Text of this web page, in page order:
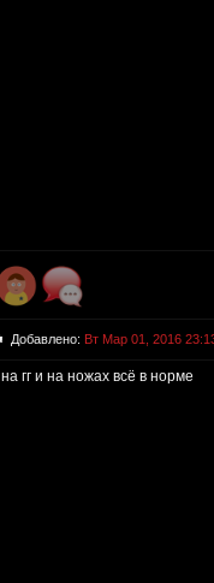
Добавлено: Вт Мар 01, 2016
на гг и на ножах всё в норме